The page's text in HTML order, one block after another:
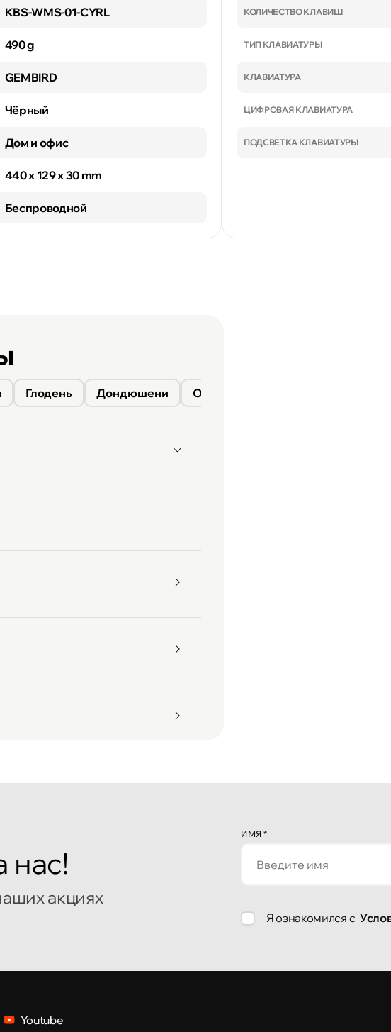
KBS-WMS-01-CYRL
490 g
GEMBIRD
Чёрный
Дом и офис
440 x 129 x 30 mm
Беспроводной
КОЛИЧЕСТВО КЛАВИШ
ТИП КЛАВИАТУРЫ
КЛАВИАТУРА
ЦИФРОВАЯ КЛАВИАТУРА
ПОДСВЕТКА КЛАВИАТУРЫ
Глодень Дондюшени Окница
нас!
акциях
ИМЯ *
Я ознакомился с
Youtube